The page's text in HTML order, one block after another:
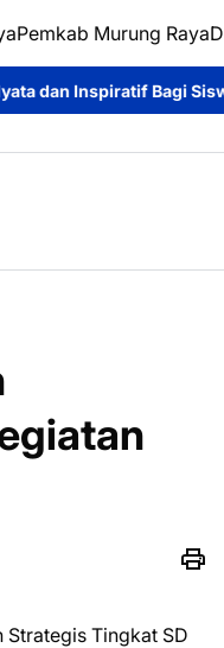
Pemkab Murung Raya
di Sekolah Rakyat
Strategis Tingkat SD